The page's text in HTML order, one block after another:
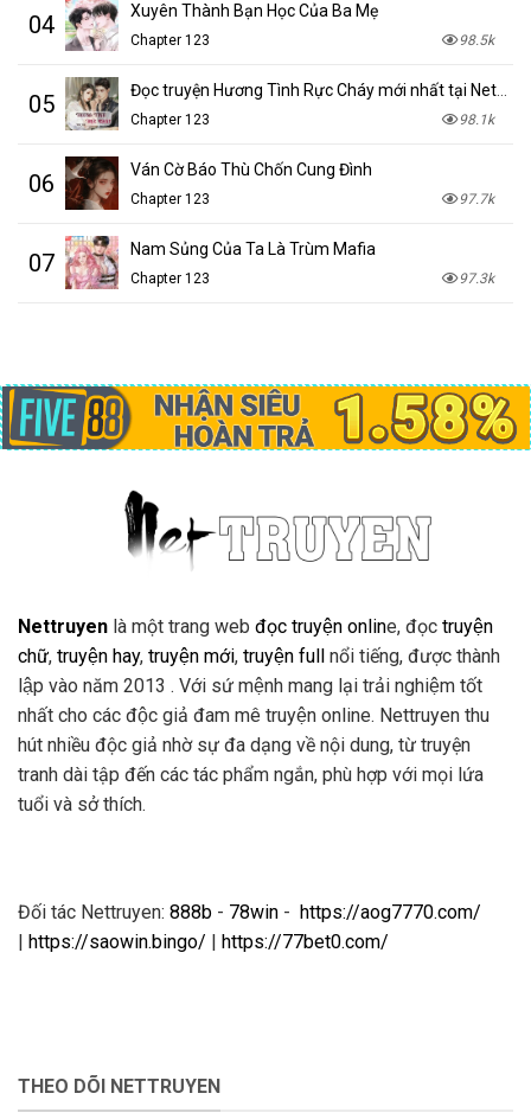
04 Xuyên Thành Bạn Học Của Ba Mẹ
Chapter 123 98.5k
05
Chapter 123 98.1k
06 Ván Cờ Báo Thù Chốn Cung Đình
Chapter 123 97.7k
07 Nam Sủng Của Ta Là Trùm Mafia
Chapter 123 97.3k
Nettruyen là một trang web đọc truyện online, đọc truyện
chữ, truyện hay, truyện mới, truyện full nổi tiếng, được thành
lập vào năm 2013 . Với sứ mệnh mang lại trải nghiệm tốt
nhất cho các độc giả đam mê truyện online. Nettruyen thu
hút nhiều độc giả nhờ sự đa dạng về nội dung, từ truyện
tranh dài tập đến các tác phẩm ngắn, phù hợp với mọi lứa
tuổi và sở thích.
Đối tác Nettruyen: 888b - 78win - https://aog7770.com/
https://saowin.bingo/ https://77bet0.com/
THEO DÕI NETTRUYEN